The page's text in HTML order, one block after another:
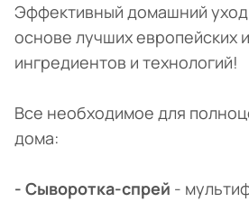
Эффективный домашний уход
основе лучших европейских
ингредиентов и технологий!
Все необходимое для
дома:
- Сыворотка-спрей -